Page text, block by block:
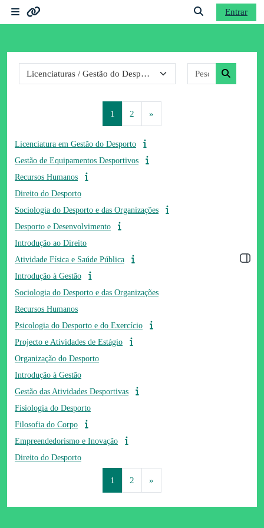
Ir para o conteúdo principal
Ligações
Moodle community
Alternar a
Entrar
Abrir
Pesquisar
Pesquisar
1 Página 1
2 Página 2
»
Licenciatura em Gestão do Desporto
Gestão de Equipamentos Desportivos
Recursos Humanos
Direito do Desporto
Sociologia do Desporto e das Organizações
Desporto e Desenvolvimento
Introdução ao Direito
Atividade Física e Saúde Pública
Introdução à Gestão
Sociologia do Desporto e das Organizações
Recursos Humanos
Psicologia do Desporto e do Exercício
Projecto e Atividades de Estágio
Organização do Desporto
Introdução à Gestão
Gestão das Atividades Desportivas
Fisiologia do Desporto
Filosofia do Corpo
Empreendedorismo e Inovação
Direito do Desporto
1 Página 1
2 Página 2
»